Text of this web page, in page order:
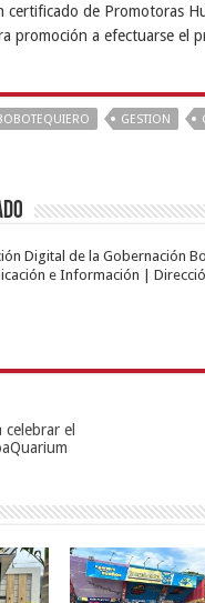
certificado de Promotoras
promoción a efectuarse el
GESTION
Digital de la Gobernación
e Información |
el